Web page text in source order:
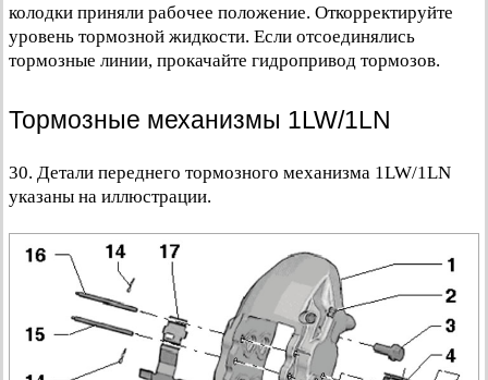
колодки приняли рабочее положение. Откорректируйте
уровень тормозной жидкости. Если отсоединялись
тормозные линии, прокачайте гидропривод тормозов.
Тормозные механизмы 1LW/1LN
30. Детали переднего тормозного механизма 1LW/1LN
указаны на иллюстрации.